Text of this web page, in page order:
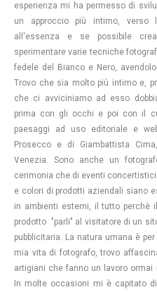
esperienza mi ha permesso di
un approccio più intimo, verso
all'essenza e se possibile
sperimentare varie tecniche
fedele del Bianco e Nero,
Trovo che sia molto più intimo e,
che ci avviciniamo ad esso
prima con gli occhi e poi con il
paesaggi ad uso editoriale e
Prosecco e di Giambattista
Venezia. Sono anche un
cerimonia che di eventi
e colori di prodotti aziendali siano
in ambienti esterni, il tutto perchè
prodotto "parli" al visitatore di un
pubblicitaria. La natura umana è
mia vita di fotografo, trovo
artigiani che fanno un lavoro
In molte occasioni mi è capitato